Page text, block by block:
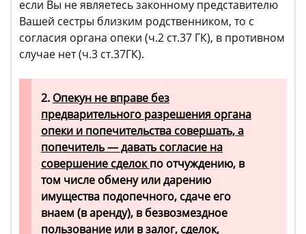
если Вы не являетесь законному представителю
Вашей сестры близким родственником, то с
согласия органа опеки (ч.2 ст.37 ГК), в противном
случае нет (ч.3 ст.37ГК).
2. Опекун не вправе без
предварительного разрешения органа
опеки и попечительства совершать, а
попечитель — давать согласие на
совершение сделокпо отчуждению, в
том числе обмену или дарению
имущества подопечного, сдаче его
внаем (в аренду), в безвозмездное
пользование или в залог, сделок,